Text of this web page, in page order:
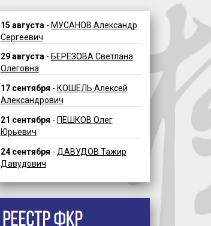
15 августа - МУСАНОВ Александр
Сергеевич
29 августа- БЕРЕЗОВА Светлана
Олеговна
17 сентября - КОШЕЛЬ Алексей
Александрович
21 сентября - ПЕШКОВ Олег
Юрьевич
24 сентября - ДАВУДОВ Тажир
Давудович